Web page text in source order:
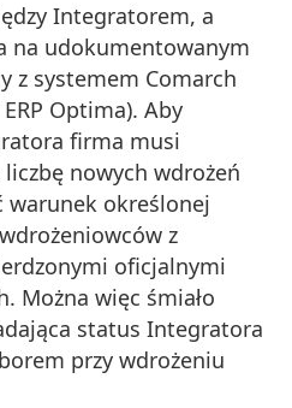
Integratorem, a
na udokumentowanym
z systemem Comarch
Optima). Aby
firma musi
nowych wdrożeń
warunek określonej
z
oficjalnymi
Można więc śmiało
status Integratora
przy wdrożeniu